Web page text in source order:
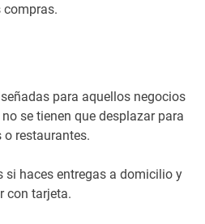
compras.
para aquellos negocios
se tienen que desplazar para
o restaurantes.
si haces entregas a domicilio y
con tarjeta.